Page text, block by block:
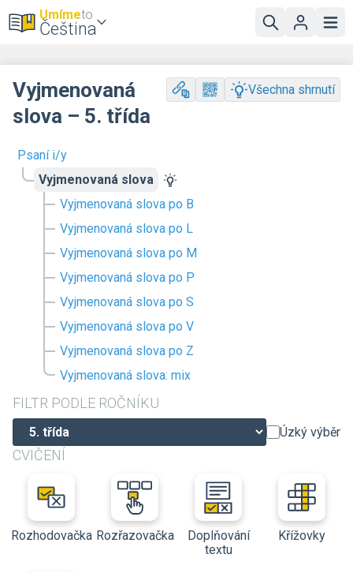
Umímeto
Čeština
Psaní i/y
Vyjmenovaná slova
Vyjmenovaná slova po B
Vyjmenovaná slova po L
Vyjmenovaná slova po M
Vyjmenovaná slova po P
Vyjmenovaná slova po S
Vyjmenovaná slova po V
Vyjmenovaná slova po Z
Vyjmenovaná slova: mix
FILTR PODLE ROČNÍKU
Úzký výběr
CVIČENÍ
Rozhodovačka Rozřazovačka
Doplňování
textu
Křížovky
Vyjmenovaná
slova – 5. třída
Všechna shrnutí